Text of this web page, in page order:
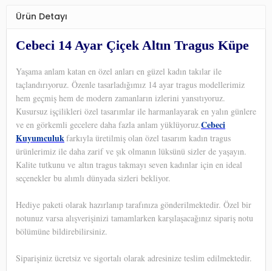
Ürün Detayı
Cebeci 14 Ayar Çiçek Altın Tragus Küpe
Yaşama anlam katan en özel anları en güzel kadın takılar ile
taçlandırıyoruz. Özenle tasarladığımız 14 ayar tragus modellerimiz
hem geçmiş hem de modern zamanların izlerini yansıtıyoruz.
Kusursuz işçilikleri özel tasarımlar ile harmanlayarak en yalın günlere
ve en görkemli gecelere daha fazla anlam yüklüyoruz.Cebeci
Kuyumculukfarkıyla üretilmiş olan özel tasarım kadın tragus
ürünlerimiz ile daha zarif ve şık olmanın lüksünü sizler de yaşayın.
Kalite tutkunu ve altın tragus takmayı seven kadınlar için en ideal
seçenekler bu alımlı dünyada sizleri bekliyor.
Hediye paketi olarak hazırlanıp tarafınıza gönderilmektedir. Özel bir
notunuz varsa alışverişinizi tamamlarken karşılaşacağınız sipariş notu
bölümüne bildirebilirsiniz.
Siparişiniz ücretsiz ve sigortalı olarak adresinize teslim edilmektedir.